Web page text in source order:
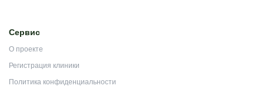
Сервис
О проекте
Регистрация клиники
Политика конфиденциальности